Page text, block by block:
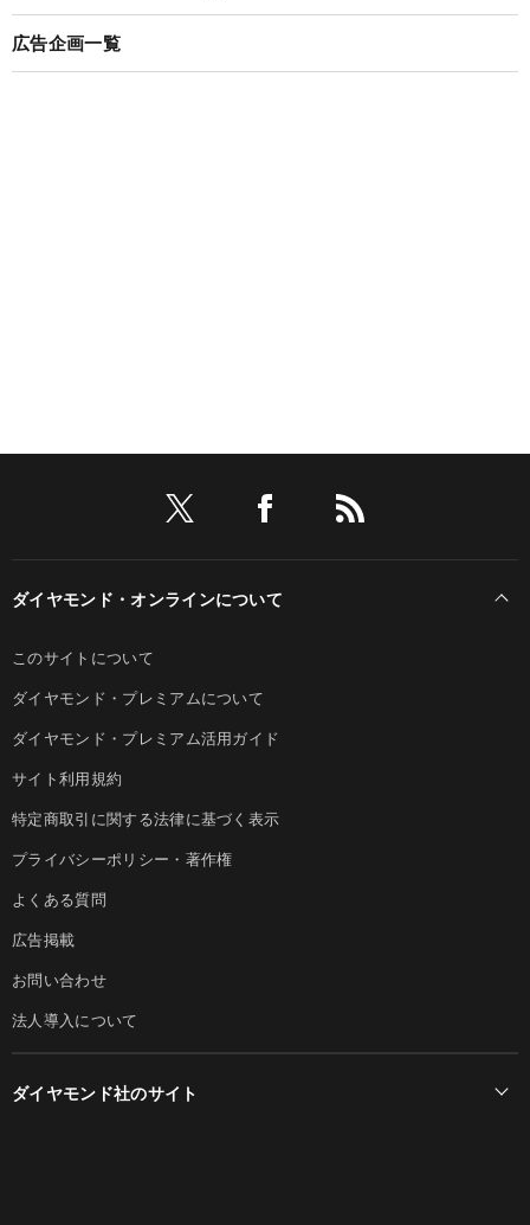
広告企画一覧
ダイヤモンド・オンラインについて
このサイトについて
ダイヤモンド・プレミアムについて
ダイヤモンド・プレミアム活用ガイド
サイト利用規約
特定商取引に関する法律に基づく表示
プライバシーポリシー・著作権
よくある質問
広告掲載
お問い合わせ
法人導入について
ダイヤモンド社のサイト